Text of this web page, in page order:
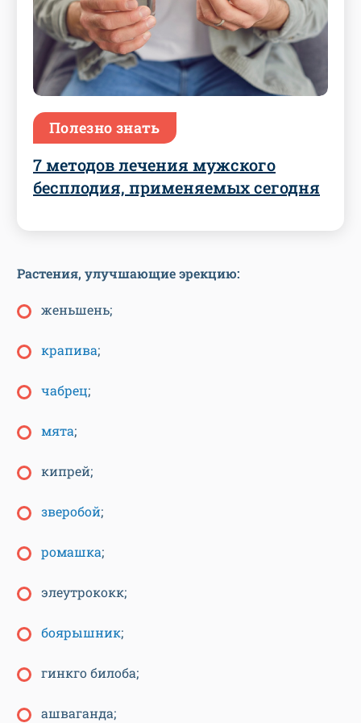
Полезно знать
7 методов лечения мужского
бесплодия, применяемых сегодня
Растения, улучшающие эрекцию:
женьшень;
крапива;
чабрец;
мята;
кипрей;
зверобой;
ромашка;
элеутрококк;
боярышник;
гинкго билоба;
ашваганда;